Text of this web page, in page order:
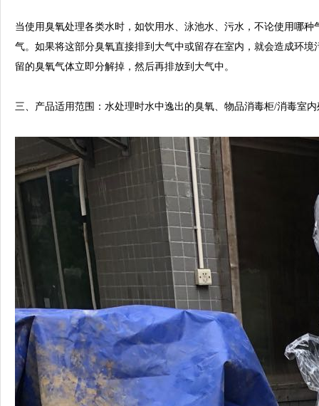
当使用臭氧处理各类水时，如饮用水、泳池水、污水，不论使用哪
气。如果将这部分臭氧直接排到大气中或留存在室内，就会造成环
留的臭氧气体立即分解掉，然后再排放到大气中。
三、产品适用范围： 水处理时水中逸出的臭氧、物品消毒柜/消毒室